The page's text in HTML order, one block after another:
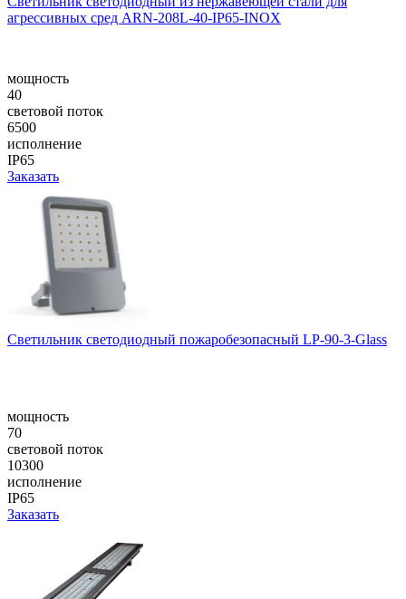
агрессивных сред ARN-208L-40-IP65-INOX
мощность
40
световой поток
6500
исполнение
IP65
Заказать
Светильник светодиодный пожаробезопасный LP-90-3-Glass
мощность
70
световой поток
10300
исполнение
IP65
Заказать